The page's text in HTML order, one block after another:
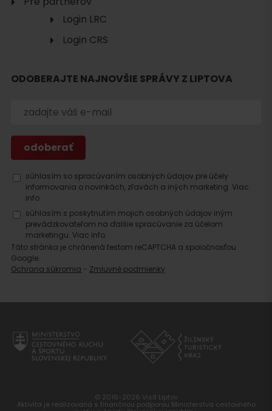
Hľadať
Login LRC
Login CRS
ODOBERAJTE NAJNOVŠIE SPRÁVY Z LIPTOVA
súhlasím so spracúvaním osobných údajov pre účely
informovania o novinkách, zľavách a iných marketing. Viac
info.
súhlasím s poskytnutím mojich osobných údajov iným
prevádzkovateľom na ďalšie spracúvanie za účelom
marketingu. Viac info.
Táto stránka je chránená testom reCAPTCHA a spoločnosťou
Google.
Ochrana súkromia - Zmluvné podmienky
© 2016-2026 Visit Liptov
Aktivita je realizovaná s finančnou podporou Ministerstva cestovného